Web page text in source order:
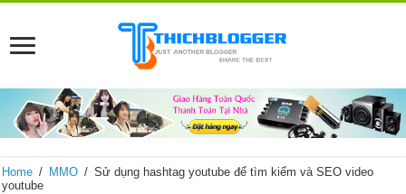
Home / MMO / Sử dụng hashtag youtube để tìm kiếm và SEO video
youtube